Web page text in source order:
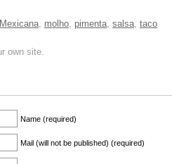
Mexicana, molho, pimenta, salsa, taco
own site.
Name (required)
Mail (will not be published) (required)